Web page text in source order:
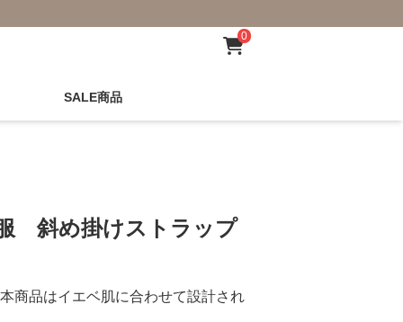
0
SALE商品
斜め掛けストラップ
本商品はイエベ肌に合わせて設計され